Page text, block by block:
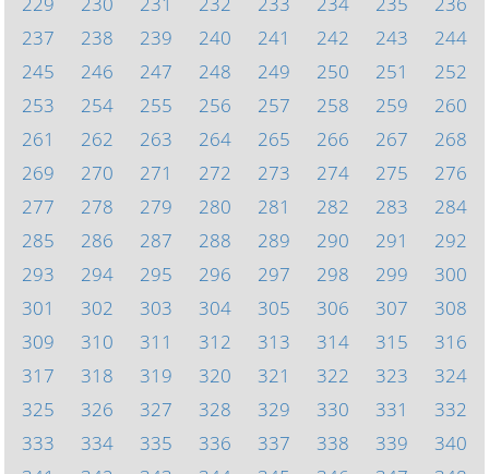
237
238 239 240 241 242 243
244
245
246 247 248 249 250 251
252
253
254 255 256 257 258 259
260
261
262 263 264 265 266 267
268
269
270 271 272 273 274 275
276
277
278 279 280 281 282 283
284
285
286 287 288 289 290 291
292
293
294 295 296 297 298 299
300
301
302 303 304 305 306 307
308
309
310 311 312 313 314 315
316
317
318 319 320 321 322 323
324
325
326 327 328 329 330 331
332
333
334 335 336 337 338 339
340